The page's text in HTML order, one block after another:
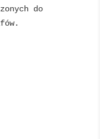
do